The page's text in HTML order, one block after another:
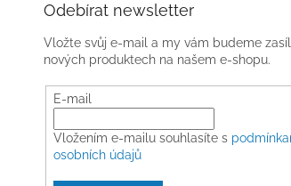
Odebírat newsletter
Vložte svůj e-mail a my vám budeme
nových produktech na našem e-shopu.
E-mail
Vložením e-mailu souhlasíte s
osobních údajů